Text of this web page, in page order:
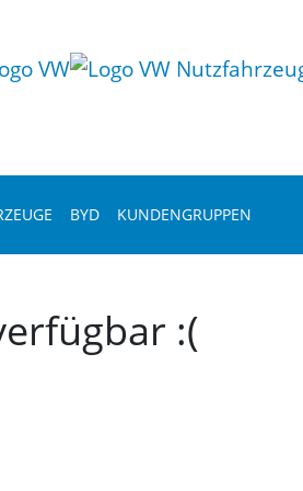
BYD KUNDENGRUPPEN
:(